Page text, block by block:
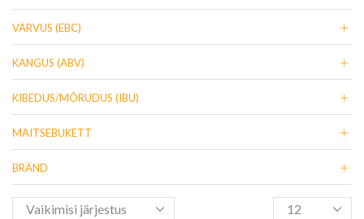
VÄRVUS (EBC)
KANGUS (ABV)
KIBEDUS/MÕRUDUS (IBU)
MAITSEBUKETT
BRÄND